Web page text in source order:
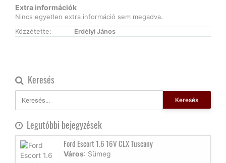
Extra információk
Nincs egyetlen extra információ sem megadva.
Közzétette:
Erdélyi János
Keresés
Keresés
Legutóbbi bejegyzések
Ford Escort 1.6 16V CLX Tuscany
Város: Sümeg